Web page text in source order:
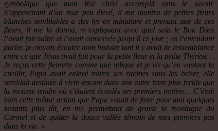
symbolique que mon Roi chéri accomplit sans le savoir.
S’approchant d’un mur peu élevé, il me montra de petites fleurs
blanches semblables a des lys en miniature et prenant une de ces
fleurs, il me la donna, m’expliquant avec quel soin le Bon Dieu
l’avait fait naître et l’avait conservée jusqu’à ce jour ; en l’entendant
parler, je croyais écouter mon histoire tant il y avait de ressemblance
entre ce que Jésus avait fait pour la petite fleur et la petite Thérèse…
Je reçus cette fleurette comme une relique et je vis qu’en voulant la
cueillir, Papa avait enlevé toutes ses racines sans les briser, elle
semblait destinée à vivre encore dans une autre terre plus fertile que
la mousse tendre où s’étaient écoulés ses premiers matins… C’était
bien cette même action que Papa venait de faire pour moi quelques
instants plus tôt, en me permettant de gravir la montagne du
Carmel et de quitter la douce vallée témoin de mes premiers pas
dans la vie. »